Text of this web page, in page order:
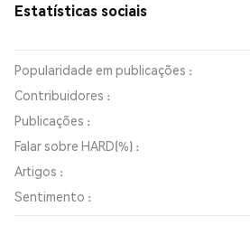
Estatísticas sociais
Popularidade em publicações :
Contribuidores :
Publicações :
Falar sobre HARD(%) :
Artigos :
Sentimento :